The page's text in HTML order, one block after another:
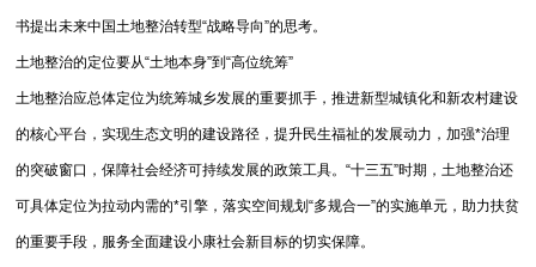
书提出未来中国土地整治转型“战略导向”的思考。
土地整治的定位要从“土地本身”到“高位统筹”
土地整治应总体定位为统筹城乡发展的重要抓手，推进新型城镇化和新农村建设
的核心平台，实现生态文明的建设路径，提升民生福祉的发展动力，加强*治理
的突破窗口，保障社会经济可持续发展的政策工具。“十三五”时期，土地整治还
可具体定位为拉动内需的*引擎，落实空间规划“多规合一”的实施单元，助力扶贫
的重要手段，服务全面建设小康社会新目标的切实保障。